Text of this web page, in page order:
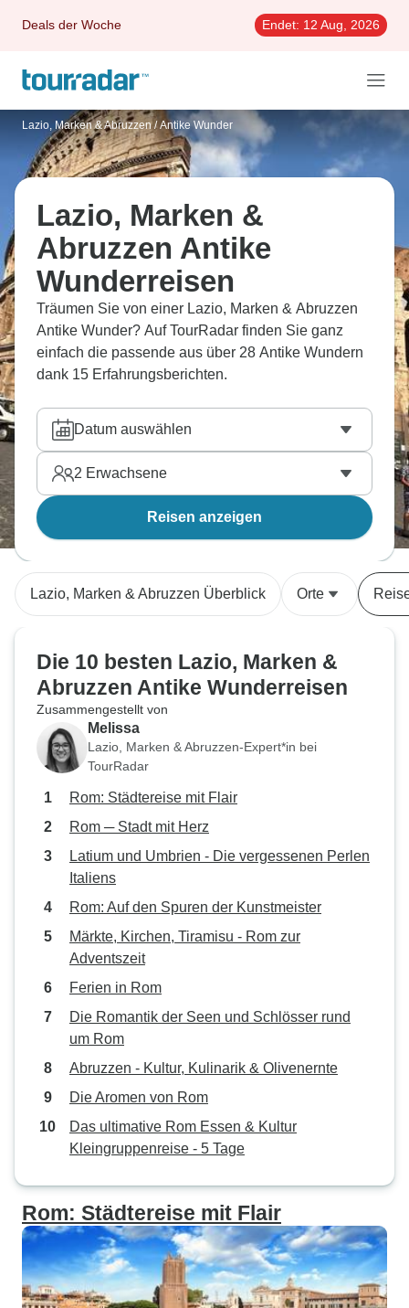
Deals der Woche Endet: 12 Aug, 2026
Lazio, Marken & Abruzzen / Antike Wunder
Lazio, Marken &
Abruzzen Antike
Wunderreisen
Träumen Sie von einer Lazio, Marken & Abruzzen
Antike Wunder? Auf TourRadar finden Sie ganz
einfach die passende aus über 28 Antike Wundern
dank 15 Erfahrungsberichten.
Datum auswählen
2 Erwachsene
Reisen anzeigen
Lazio, Marken & Abruzzen Überblick Orte
Die 10 besten Lazio, Marken &
Abruzzen Antike Wunderreisen
Zusammengestellt von
Melissa
Lazio, Marken & Abruzzen-Expert*in bei
TourRadar
Rom: Städtereise mit Flair
Rom ─ Stadt mit Herz
Latium und Umbrien - Die vergessenen Perlen
Italiens
Rom: Auf den Spuren der Kunstmeister
Märkte, Kirchen, Tiramisu - Rom zur
Adventszeit
Ferien in Rom
Die Romantik der Seen und Schlösser rund
um Rom
Abruzzen - Kultur, Kulinarik & Olivenernte
Die Aromen von Rom
Das ultimative Rom Essen & Kultur
Kleingruppenreise - 5 Tage
Rom: Städtereise mit Flair